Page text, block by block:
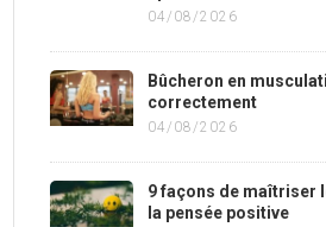
04/08/2026
Bûcheron en
correctement
04/08/2026
9 façons de maîtriser
la pensée positive